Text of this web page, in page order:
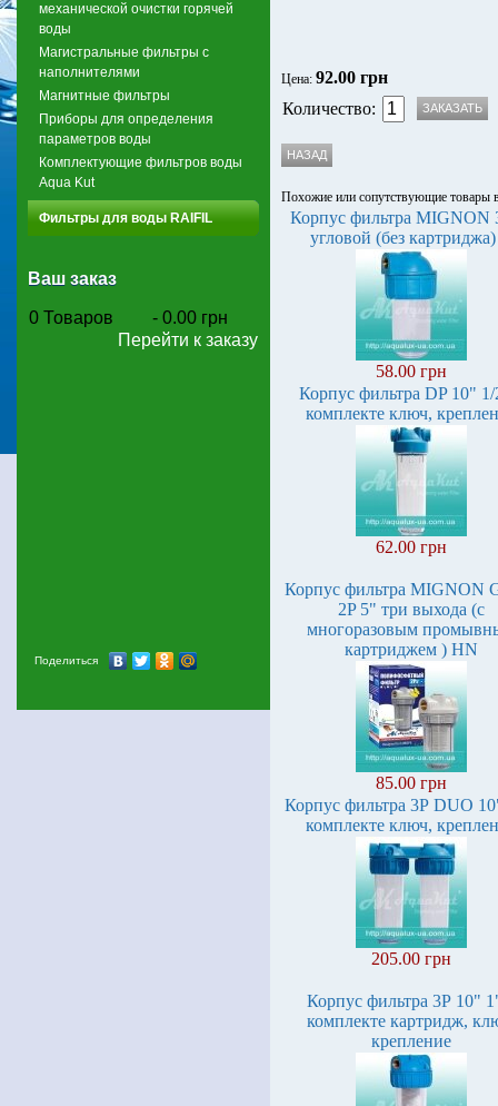
механической очистки горячей
воды
Магистральные фильтры с
наполнителями
Магнитные фильтры
Приборы для определения
параметров воды
Комплектующие фильтров воды
Aqua Kut
Фильтры для воды RAIFIL
Ваш заказ
0 Товаров - 0.00 грн
Перейти к заказу
Поделиться
Цена: 92.00 грн
Количество:
Похожие или сопутствующие
Корпус фильтра MIGNON
угловой (без
58.00 грн
Корпус фильтра DP 10"
комплекте ключ,
62.00 грн
Корпус фильтра MIGNON
2P 5" три выхода (с
многоразовым
картриджем ) HN
85.00 грн
Корпус фильтра 3Р DUO
комплекте ключ,
205.00 грн
Корпус фильтра 3Р 10"
комплекте картридж,
крепление